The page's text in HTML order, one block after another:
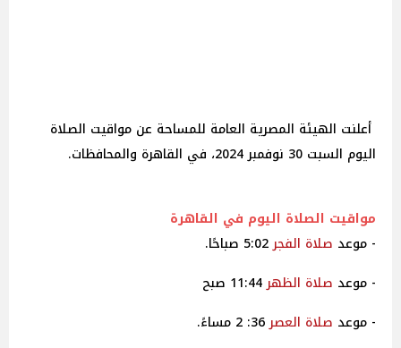
أعلنت الهيئة المصرية العامة للمساحة عن مواقيت الصلاة
اليوم السبت 30 نوفمبر 2024، في القاهرة والمحافظات.
مواقيت الصلاة اليوم في القاهرة
- موعد صلاة الفجر5:02 صباحًا.
- موعد صلاة الظهر11:44 صبح
- موعد صلاة العصر36: 2 مساءً.